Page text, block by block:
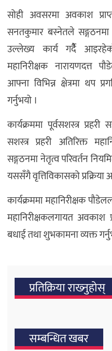
सोही अवसरमा अवकाश
सनतकुमार बस्नेतले
उल्लेख्य कार्य गर्दैै
महानिरीक्षक नारायणदत्त
आफ्ना विभिन्न क्षेत्रमा थप
गर्नुभयो ।
कार्यक्रममा पूर्वसशस्त्र
सशस्त्र प्रहरी अतिरिक्त
सङ्गठनमा नेतृत्व परिवर्तन
यससँगै वृत्तिविकासको
कार्यक्रममा महानिरीक्षक
महानिरीक्षकलगायत अवकाश
बधाई तथा शुभकामना व्यक्त
प्रतिक्रिया राख्‍नुहोस्
सम्बन्धित खबर